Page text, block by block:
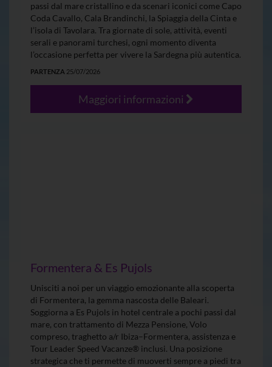
passi dal mare cristallino e da scenari iconici come Capo
Coda Cavallo, Cala Brandinchi, la Spiaggia della Cinta e
l’isola di Tavolara. Tra giornate di sole, attività, eventi
serali e panorami turchesi, ogni momento diventa
l’occasione perfetta per vivere la Sardegna più autentica.
PARTENZA 25/07/2026
Maggiori informazioni
Formentera & Es Pujols
Unisciti a noi per un viaggio emozionante alla scoperta
di Formentera, la gemma nascosta delle Baleari.
Soggiorna a Es Pujols in hotel centrale a pochi passi dal
mare, con trattamento di Mezza Pensione, Volo
compreso, traghetto a/r Ibiza–Formentera, assistenza e
Tour Leader Speed Vacanze® inclusi. Una posizione
strategica che ti permette di muoverti sempre a piedi tra